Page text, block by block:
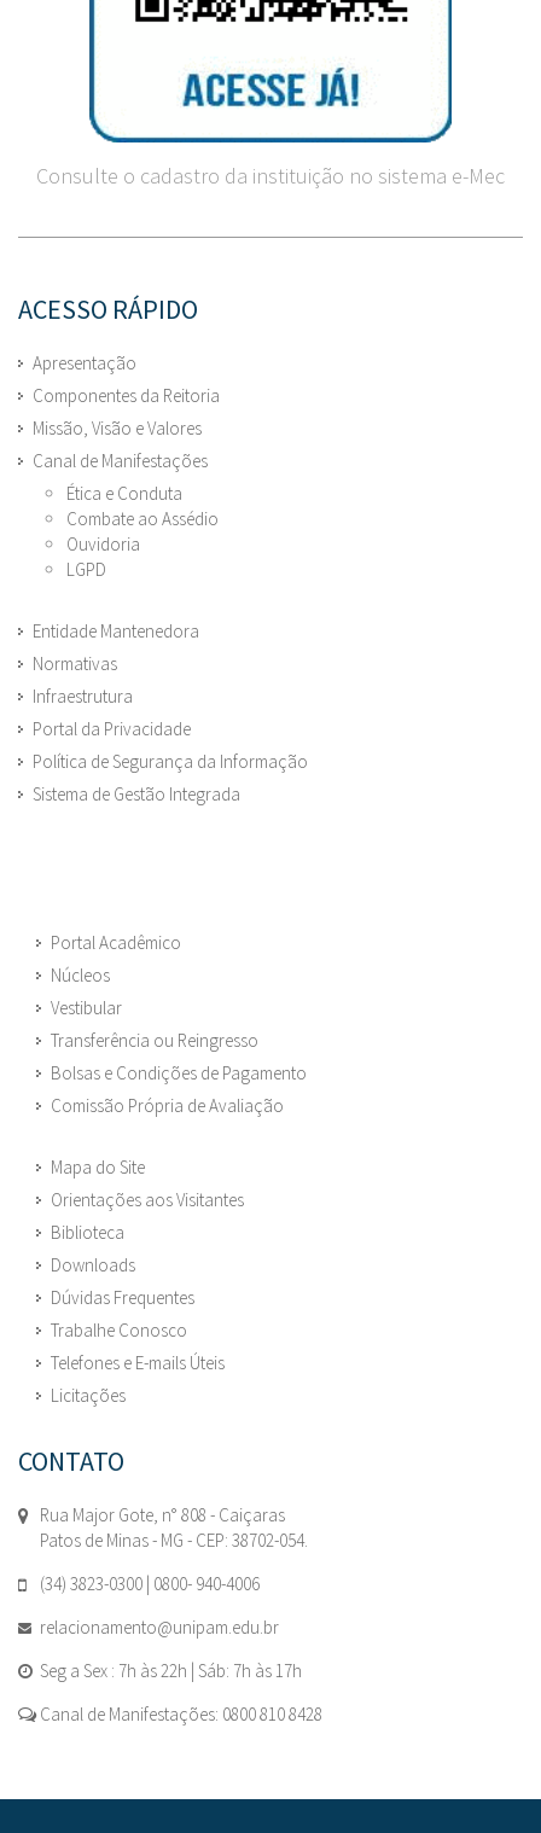
Consulte o cadastro da instituição no sistema e-Mec
ACESSO RÁPIDO
Apresentação
Componentes da Reitoria
Missão, Visão e Valores
Canal de Manifestações
Ética e Conduta
Combate ao Assédio
Ouvidoria
LGPD
Entidade Mantenedora
Normativas
Infraestrutura
Portal da Privacidade
Política de Segurança da Informação
Sistema de Gestão Integrada
Portal Acadêmico
Núcleos
Vestibular
Transferência ou Reingresso
Bolsas e Condições de Pagamento
Comissão Própria de Avaliação
Mapa do Site
Orientações aos Visitantes
Biblioteca
Downloads
Dúvidas Frequentes
Trabalhe Conosco
Telefones e E-mails Úteis
Licitações
CONTATO
Rua Major Gote, n° 808 - Caiçaras
Patos de Minas - MG - CEP: 38702-054.
(34) 3823-0300 | 0800- 940-4006
relacionamento@unipam.edu.br
Seg a Sex : 7h às 22h | Sáb: 7h às 17h
Canal de Manifestações: 0800 810 8428